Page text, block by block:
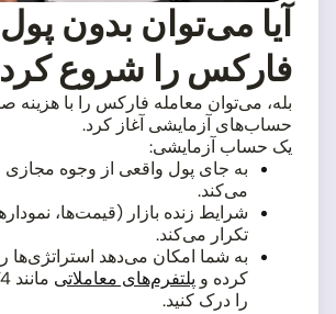
آیا می‌توان بدون پول
فارکس را شروع
بله، می‌توان معامله فارکس را با هزینه
حساب‌های آزمایشی آغاز کرد.
یک حساب آزمایشی:
به جای پول واقعی از وجوه مجازی
می‌کند.
شرایط زنده بازار (قیمت‌ها،
تکرار می‌کند.
به شما امکان می‌دهد استراتژی‌ها
کرده و پلتفرم‌های معاملاتی
را درک کنید.